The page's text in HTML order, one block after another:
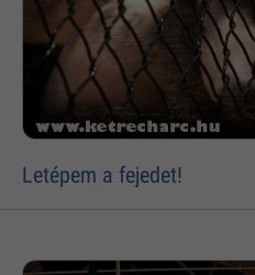
Letépem a fejedet!